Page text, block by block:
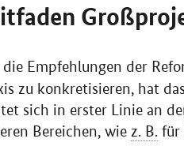
Empfehlungen der
zu konkretisieren, hat
sich in erster Linie an
Bereichen, wie z. B. für